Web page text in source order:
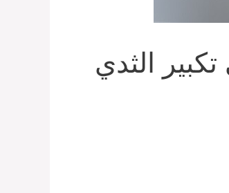
الثدي